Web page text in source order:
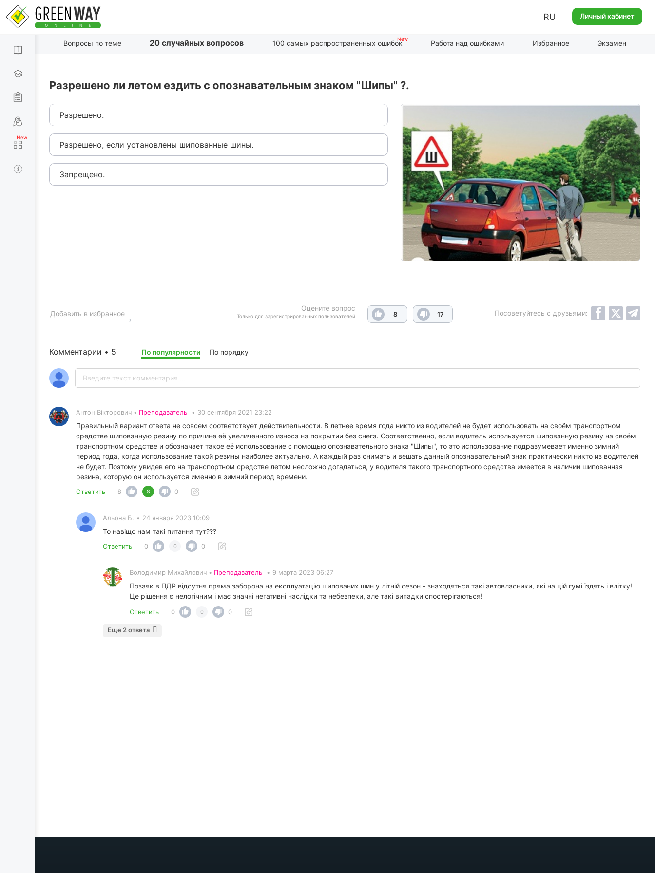
RU Личный кабинет
Вопросы по теме 20 случайных вопросов 100 самых распространенных ошибок Работа над ошибками Избранное Экзамен
Разрешено ли летом ездить с опознавательным знаком "Шипы" ?.
Разрешено.
Разрешено, если установлены шипованные шины.
Запрещено.
Оцените вопрос
Только для зарегистрированных пользователей 8 17
Добавить в избранное Посоветуйтесь с друзьями:
Комментарии • 5 По популярности По порядку
Антон Вікторович • Преподаватель • 30 сентября 2021 23:22
Правильный вариант ответа не совсем соответствует действительности. В летнее время года никто из водителей не будет использовать на своём транспортном
средстве шипованную резину по причине её увеличенного износа на покрытии без снега. Соответственно, если водитель используется шипованную резину на своём
транспортном средстве и обозначает такое её использование с помощью опознавательного знака "Шипы", то это использование подразумевает именно зимний
период года, когда использование такой резины наиболее актуально. А каждый раз снимать и вешать данный опознавательный знак практически никто из водителей
не будет. Поэтому увидев его на транспортном средстве летом несложно догадаться, у водителя такого транспортного средства имеется в наличии шипованная
резина, которую он используется именно в зимний период времени.
Ответить 8 8 0
Альона Б. • 24 января 2023 10:09
То навіщо нам такі питання тут???
Ответить 0 0 0
Володимир Михайлович • Преподаватель • 9 марта 2023 06:27
Позаяк в ПДР відсутня пряма заборона на експлуатацію шипованих шин у літній сезон - знаходяться такі автовласники, які на цій гумі їздять і влітку!
Це рішення є нелогічним і має значні негативні наслідки та небезпеки, але такі випадки спостерігаються!
Ответить 0 0 0
Еще 2 ответа